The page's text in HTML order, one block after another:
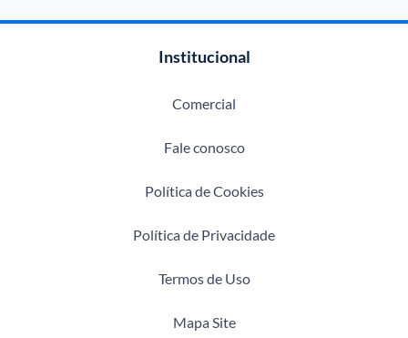
Institucional
Comercial
Fale conosco
Política de Cookies
Política de Privacidade
Termos de Uso
Mapa Site